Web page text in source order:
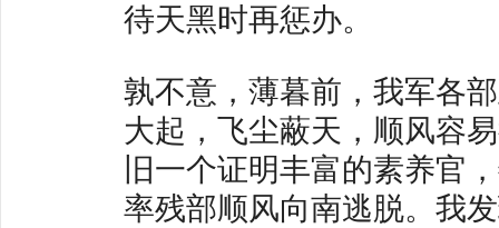
待天黑时再惩办。
孰不意，薄暮前，我军各
大起，飞尘蔽天，顺风容
旧一个证明丰富的素养官
率残部顺风向南逃脱。我